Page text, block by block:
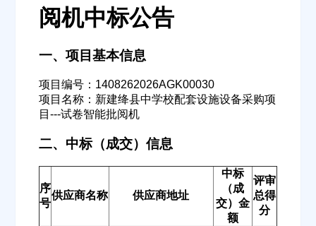
阅机中标公告
一、项目基本信息
项目编号：1408262026AGK00030
项目名称：新建绛县中学校配套设施设备采购项
目---试卷智能批阅机
二、中标（成交）信息
序
号
供应商名称 供应商地址
中标
（成
交）金
额
评审
总得
分